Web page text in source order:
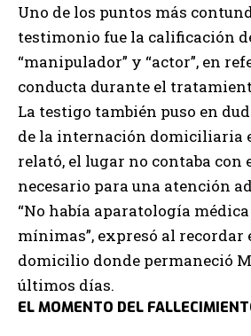
Uno de los puntos más
testimonio fue la calificación
“manipulador” y “actor”, en
conducta durante el
La testigo también puso en
de la internación domiciliaria
relató, el lugar no contaba con
necesario para una atención
“No había aparatología
mínimas”, expresó al recordar
domicilio donde permaneció
últimos días.
EL MOMENTO DEL